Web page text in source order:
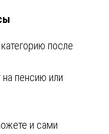
после
на пенсию или
и сами